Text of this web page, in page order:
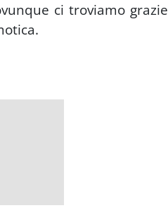
ci troviamo grazie